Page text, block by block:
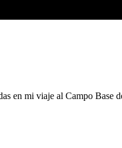
en mi viaje al Campo